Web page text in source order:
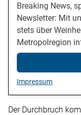
Breaking News,
Newsletter: Mit
stets über
Metropolregion
Impressum
Der Durchbruch